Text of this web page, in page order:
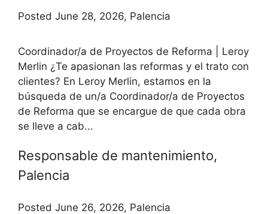
Posted June 28, 2026, Palencia
Coordinador/a de Proyectos de Reforma | Leroy
Merlin ¿Te apasionan las reformas y el trato con
clientes? En Leroy Merlin, estamos en la
búsqueda de un/a Coordinador/a de Proyectos
de Reforma que se encargue de que cada obra
se lleve a cab...
Responsable de mantenimiento,
Palencia
Posted June 26, 2026, Palencia